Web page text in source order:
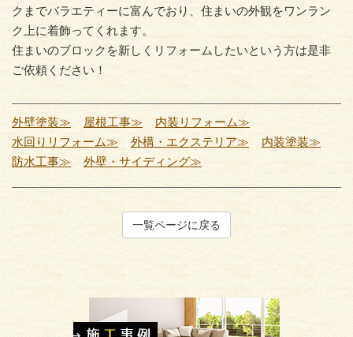
クまでバラエティーに富んでおり、住まいの外観をワンラン
ク上に着飾ってくれます。
住まいのブロックを新しくリフォームしたいという方は是非
ご依頼ください！
外壁塗装≫ 屋根工事≫
内装リフォーム≫
水回りリフォーム≫
外構・エクステリア≫
内装塗装≫
防水工事≫
外壁・サイディング≫
一覧ページに戻る